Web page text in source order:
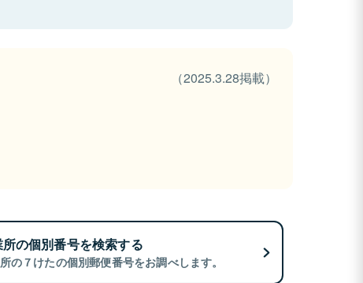
（2025.3.28掲載）
の個別番号を検索する
の７けたの個別郵便番号をお調べします。